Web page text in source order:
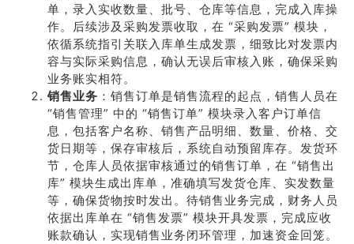
单，录入实收数量、批号、仓库等信息，完成入库操
作。后续涉及采购发票收取，在 “采购发票” 模块，
依循系统指引关联入库单生成发票，细致比对发票内
容与实际采购信息，确认无误后审核入账，确保采购
业务账实相符。
销售业务 ：销售订单是销售流程的起点，销售人员在
“销售管理” 中的 “销售订单” 模块录入客户订单信
息，包括客户名称、销售产品明细、数量、价格、交
货日期等，保存审核后，系统自动预留库存。发货环
节，仓库人员依据审核通过的销售订单，在 “销售出
库” 模块生成出库单，准确填写发货仓库、实发数量
等，确保货物按时发出。待销售业务完成，财务人员
依据出库单在 “销售发票” 模块开具发票，完成应收
账款确认，实现销售业务闭环管理，加速资金回笼。